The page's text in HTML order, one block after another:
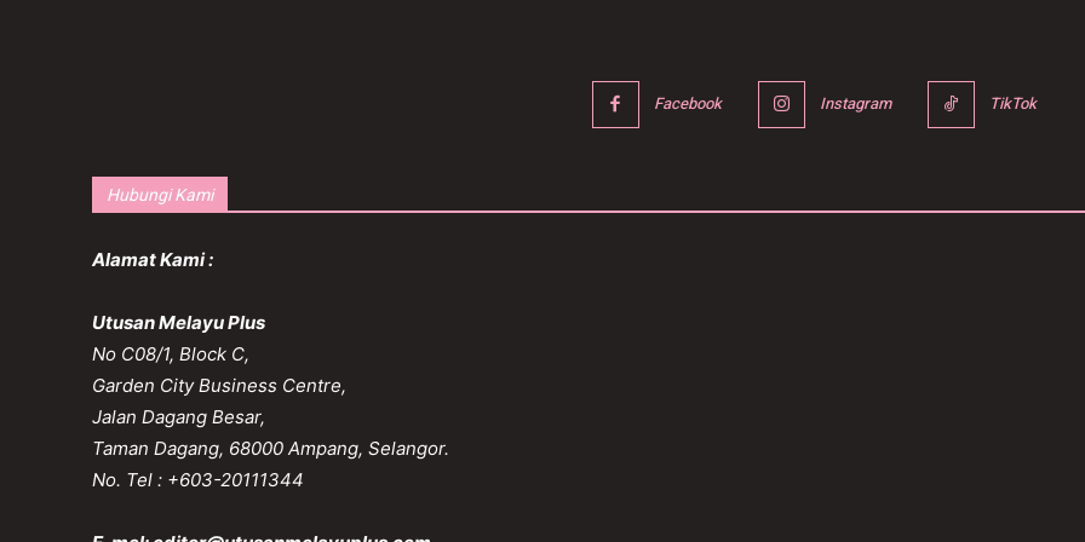
Facebook Instagram TikTok
Hubungi Kami
Alamat Kami :
Utusan Melayu Plus
No C08/1, Block C,
Garden City Business Centre,
Jalan Dagang Besar,
Taman Dagang, 68000 Ampang, Selangor.
No. Tel : +603-20111344